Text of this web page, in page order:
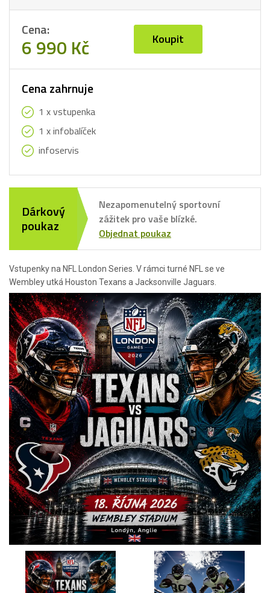
Vstupenky na NFL London Series. V rámci turné NFL se ve
Wembley utká Houston Texans a Jacksonville Jaguars.
Cena:
6 990 Kč Koupit
Cena zahrnuje
1 x vstupenka
1 x infobalíček
infoservis
Dárkový
poukaz
Nezapomenutelný sportovní
zážitek pro vaše blízké.
Objednat poukaz